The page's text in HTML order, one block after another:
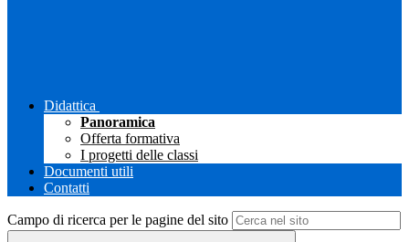
Didattica
Panoramica
Offerta formativa
I progetti delle classi
Documenti utili
Contatti
Campo di ricerca per le pagine del sito